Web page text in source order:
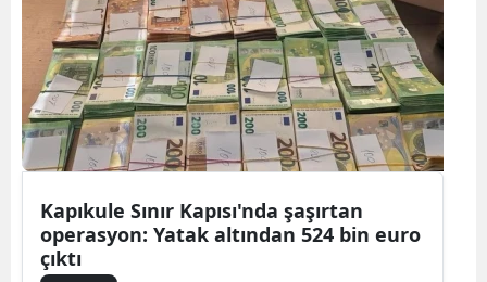
Kapıkule Sınır Kapısı'nda şaşırtan
operasyon: Yatak altından 524 bin euro
çıktı